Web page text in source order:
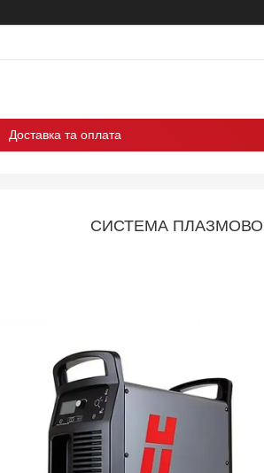
Доставка та оплата
СИСТЕМА